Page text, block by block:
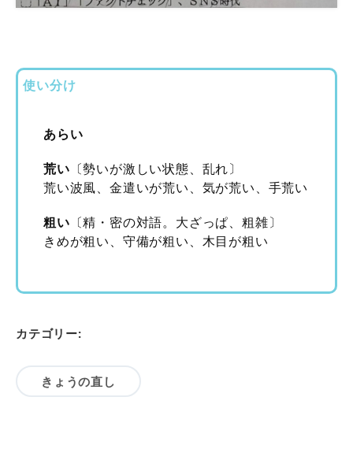
使い分け
あらい
荒い 〔勢いが激しい状態、乱れ〕
荒い波風、金遣いが荒い、気が荒い、手荒い
粗い 〔精・密の対語。大ざっぱ、粗雑〕
きめが粗い、守備が粗い、木目が粗い
カテゴリー:
きょうの直し